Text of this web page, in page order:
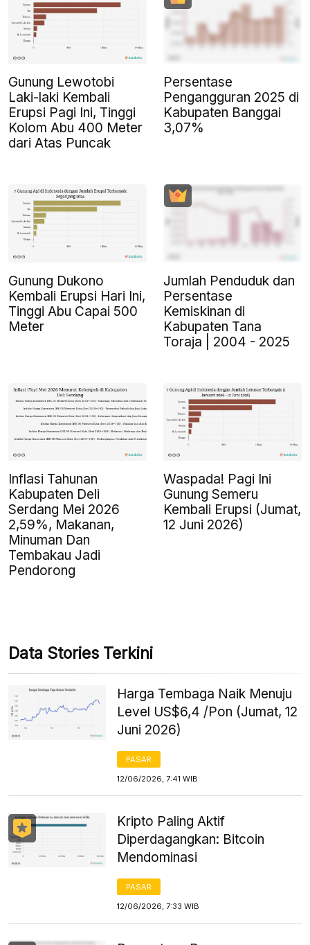
Gunung Lewotobi
Laki-laki Kembali
Erupsi Pagi Ini, Tinggi
Kolom Abu 400 Meter
dari Atas Puncak
Persentase
Pengangguran 2025 di
Kabupaten Banggai
3,07%
Gunung Dukono
Kembali Erupsi Hari Ini,
Tinggi Abu Capai 500
Meter
Jumlah Penduduk dan
Persentase
Kemiskinan di
Kabupaten Tana
Toraja | 2004 - 2025
Inflasi Tahunan
Kabupaten Deli
Serdang Mei 2026
2,59%, Makanan,
Minuman Dan
Tembakau Jadi
Pendorong
Waspada! Pagi Ini
Gunung Semeru
Kembali Erupsi (Jumat,
12 Juni 2026)
Data Stories Terkini
Harga Tembaga Naik Menuju
Level US$6,4 /Pon (Jumat, 12
Juni 2026)
PASAR
12/06/2026, 7:41 WIB
Kripto Paling Aktif
Diperdagangkan: Bitcoin
Mendominasi
PASAR
12/06/2026, 7:33 WIB